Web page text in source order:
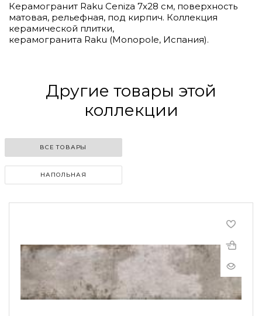
Керамогранит Raku Ceniza 7x28 см, поверхность
матовая, рельефная, под кирпич. Коллекция
керамической плитки,
керамогранита Raku (Monopole, Испания).
Другие товары этой
коллекции
ВСЕ ТОВАРЫ
НАПОЛЬНАЯ